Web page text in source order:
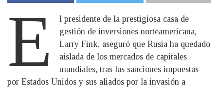
E
l presidente de la prestigiosa casa de
gestión de inversiones norteamericana,
Larry Fink, aseguró que Rusia ha quedado
aislada de los mercados de capitales
mundiales, tras las sanciones impuestas
por Estados Unidos y sus aliados por la invasión a